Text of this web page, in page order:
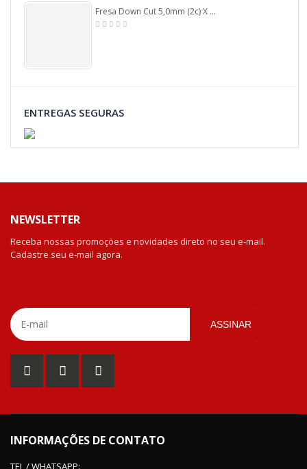
Fresa Down Cut 5,0mm (2c) X 22mm Corte X 50mm Total X 6,0mm Haste. (Ftr3377)
ENTREGAS SEGURAS
NEWSLETTER
Receba nossas promoções e novidades direto no seu e-mail.
Cadastre seu e-mail agora.
ASSINAR
INFORMAÇÕES DE CONTATO
TEL / WHATSAPP: